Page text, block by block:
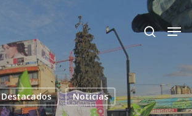
search
Destacados Noticias
Close